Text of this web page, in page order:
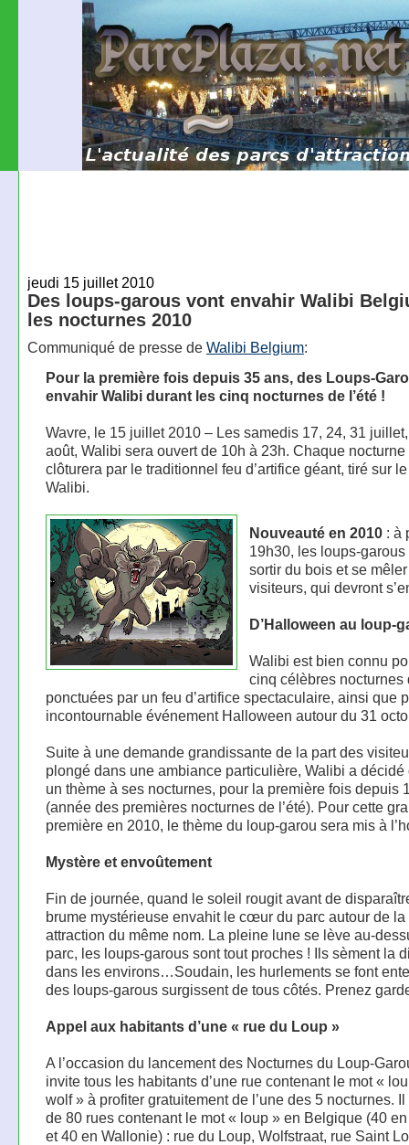
jeudi 15 juillet 2010
Des loups-garous vont envahir Walibi
les nocturnes 2010
Communiqué de presse de Walibi Belgium:
Pour la première fois depuis 35 ans, des Loups-
envahir Walibi durant les cinq nocturnes de l’été !
Wavre, le 15 juillet 2010 – Les samedis 17, 24, 31
août, Walibi sera ouvert de 10h à 23h. Chaque nocturne
clôturera par le traditionnel feu d’artifice géant, tiré sur
Walibi.
Nouveauté en 2010: à
19h30, les loups-garous
sortir du bois et se
visiteurs, qui devront
D’Halloween au loup-
Walibi est bien connu
cinq célèbres nocturnes
ponctuées par un feu d’artifice spectaculaire, ainsi que
incontournable événement Halloween autour du 31
Suite à une demande grandissante de la part des
plongé dans une ambiance particulière, Walibi a décidé
un thème à ses nocturnes, pour la première fois depuis
(année des premières nocturnes de l’été). Pour cette
première en 2010, le thème du loup-garou sera mis à
Mystère et envoûtement
Fin de journée, quand le soleil rougit avant de
brume mystérieuse envahit le cœur du parc autour de la
attraction du même nom. La pleine lune se lève au-
parc, les loups-garous sont tout proches ! Ils sèment la
dans les environs…Soudain, les hurlements se font
des loups-garous surgissent de tous côtés. Prenez
Appel aux habitants d’une « rue du Loup »
A l’occasion du lancement des Nocturnes du Loup-
invite tous les habitants d’une rue contenant le mot «
wolf » à profiter gratuitement de l’une des 5 nocturnes.
de 80 rues contenant le mot « loup » en Belgique (40
et 40 en Wallonie) : rue du Loup, Wolfstraat, rue Saint